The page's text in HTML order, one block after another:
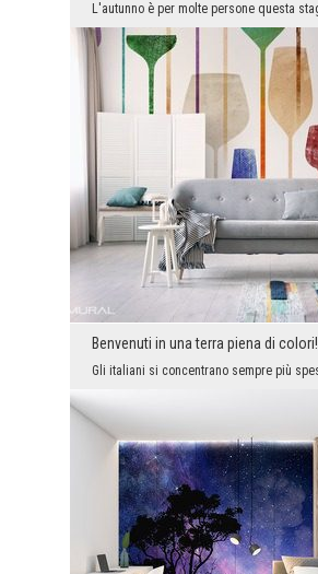
Benvenuti in una terra piena di colori!